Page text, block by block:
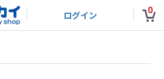
ログイン 0